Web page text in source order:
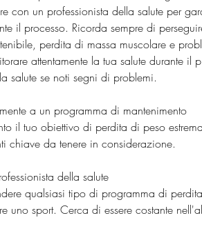
con un professionista della salute per
il processo. Ricorda sempre di
perdita di massa muscolare e
attentamente la tua salute durante il
salute se noti segni di problemi.
a un programma di mantenimento
il tuo obiettivo di perdita di peso
chiave da tenere in considerazione.
della salute
qualsiasi tipo di programma di
uno sport. Cerca di essere costante